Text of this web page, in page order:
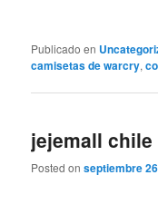
Publicado en
camisetas de warcry,
jejemall chile
Posted onseptiembre